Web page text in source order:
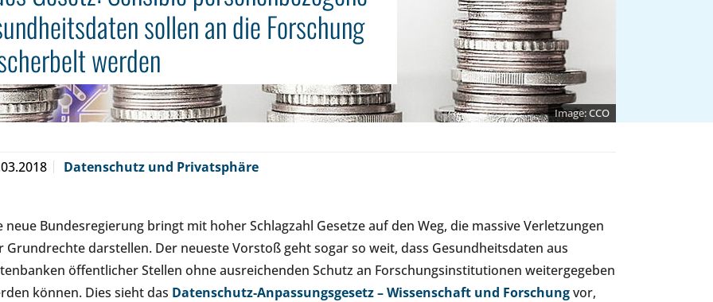
CCO
sollen an die Forschung
werden
Datenschutz und Privatsphäre
neue Bundesregierung bringt mit hoher Schlagzahl Gesetze auf den Weg, die massive Verletzungen
Grundrechte darstellen. Der neueste Vorstoß geht sogar so weit, dass Gesundheitsdaten aus
öffentlicher Stellen ohne ausreichenden Schutz an Forschungsinstitutionen weitergegeben
können. Dies sieht das Datenschutz-Anpassungsgesetz – Wissenschaft und Forschungvor,